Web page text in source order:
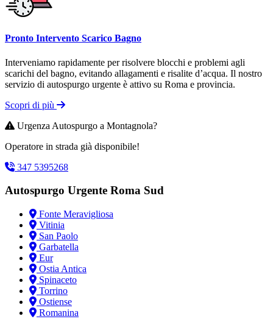
Pronto Intervento Scarico Bagno
Interveniamo rapidamente per risolvere blocchi e problemi agli
scarichi del bagno, evitando allagamenti e risalite d’acqua. Il nostro
servizio di autospurgo urgente è attivo su Roma e provincia.
Scopri di più
Urgenza Autospurgo a Montagnola?
Operatore in strada già disponibile!
347 5395268
Autospurgo Urgente Roma Sud
Fonte Meravigliosa
Vitinia
San Paolo
Garbatella
Eur
Ostia Antica
Spinaceto
Torrino
Ostiense
Romanina